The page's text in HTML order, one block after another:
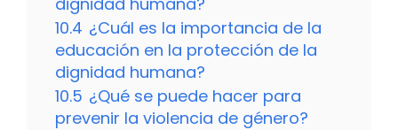
10.4 ¿Cuál es la importancia de la
educación en la protección de la
dignidad humana?
10.5 ¿Qué se puede hacer para
prevenir la violencia de género?